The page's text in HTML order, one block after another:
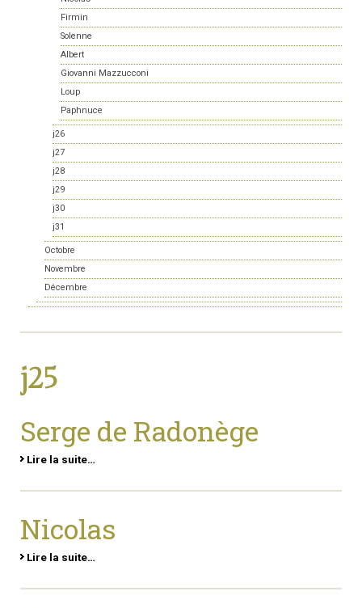
Firmin
Solenne
Albert
Giovanni Mazzucconi
Loup
Paphnuce
j26
j27
j28
j29
j30
j31
Octobre
Novembre
Décembre
j25
Serge de Radonège
Lire la suite…
Nicolas
Lire la suite…